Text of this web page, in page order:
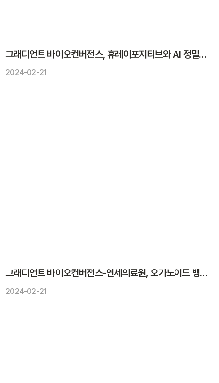
그래디언트 바이오컨버전스, 휴레이포지티브와 AI 정밀의료 MOU
2024-02-21
그래디언트 바이오컨버전스-연세의료원, 오가노이드 뱅킹 확장 위한 공동연구 계약 체결
2024-02-21